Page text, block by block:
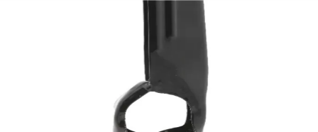
PRODUTOS